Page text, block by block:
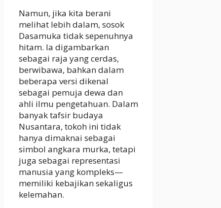
Namun, jika kita berani
melihat lebih dalam, sosok
Dasamuka tidak sepenuhnya
hitam. Ia digambarkan
sebagai raja yang cerdas,
berwibawa, bahkan dalam
beberapa versi dikenal
sebagai pemuja dewa dan
ahli ilmu pengetahuan. Dalam
banyak tafsir budaya
Nusantara, tokoh ini tidak
hanya dimaknai sebagai
simbol angkara murka, tetapi
juga sebagai representasi
manusia yang kompleks—
memiliki kebajikan sekaligus
kelemahan.